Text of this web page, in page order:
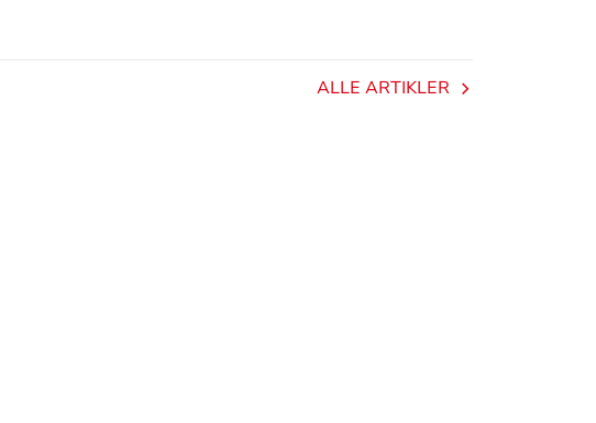
ALLE ARTIKLER